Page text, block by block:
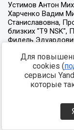
Для
cookies (
сервисы
которые